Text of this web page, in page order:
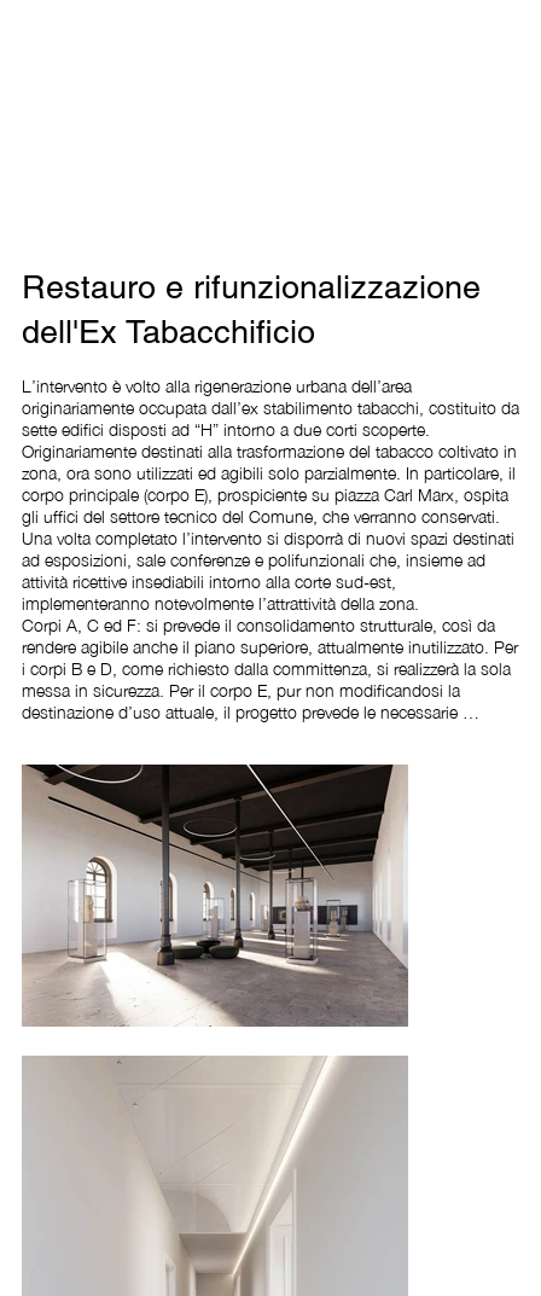
L’intervento è volto alla rigenerazione urbana dell’area
originariamente occupata dall’ex stabilimento tabacchi, costituito da
sette edifici disposti ad “H” intorno a due corti scoperte.
Originariamente destinati alla trasformazione del tabacco coltivato in
zona, ora sono utilizzati ed agibili solo parzialmente. In particolare, il
corpo principale (corpo E), prospiciente su piazza Carl Marx, ospita
gli uffici del settore tecnico del Comune, che verranno conservati.
Una volta completato l’intervento si disporrà di nuovi spazi destinati
ad esposizioni, sale conferenze e polifunzionali che, insieme ad
attività ricettive insediabili intorno alla corte sud-est,
implementeranno notevolmente l’attrattività della zona.
Corpi A, C ed F: si prevede il consolidamento strutturale, così da
rendere agibile anche il piano superiore, attualmente inutilizzato. Per
i corpi B e D, come richiesto dalla committenza, si realizzerà la sola
messa in sicurezza. Per il corpo E, pur non modificandosi la
destinazione d’uso attuale, il progetto prevede le necessarie
superfetazioni, avvenute nel tempo, che alterano la configurazione e
la spazialità originaria del manufatto; si ridimensioneranno le
partizioni interne degli uffici che attualmente rompono la spazialità
originaria delle volte.
Restauro e rifunzionalizzazione
dell'Ex Tabacchificio